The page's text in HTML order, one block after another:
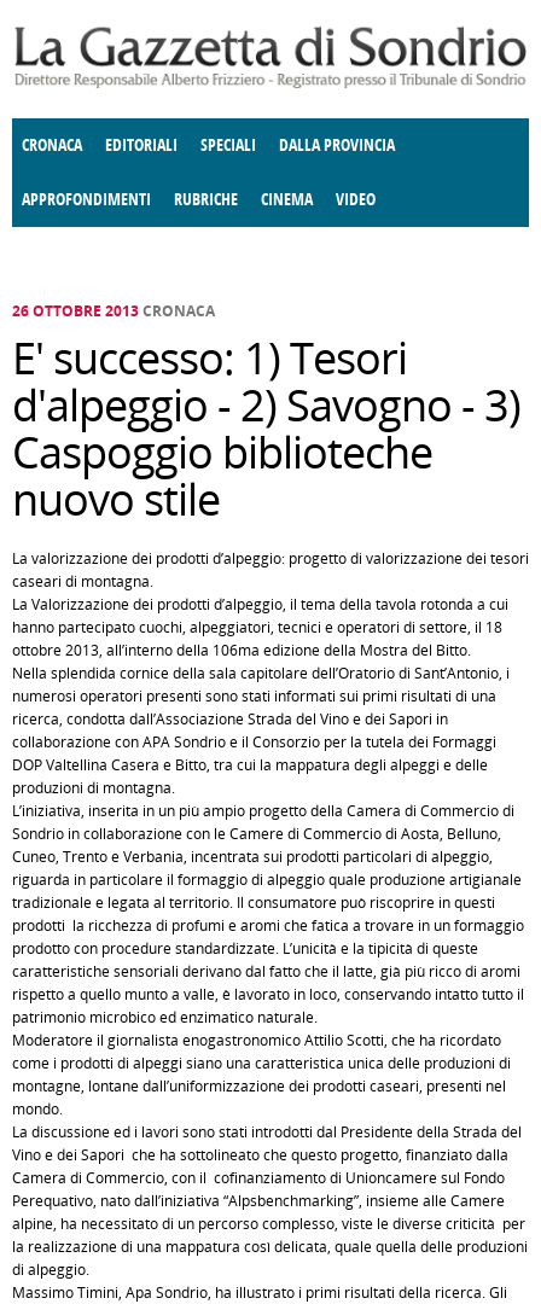
CRONACA EDITORIALI SPECIALI DALLA PROVINCIA
APPROFONDIMENTI
E SPETTACOLI POLITICA
RUBRICHE
DELLE IDEE FATTI DELLO SPIRITO
CINEMA VIDEO
26 OTTOBRE 2013CRONACA
E' successo: 1) Tesori
d'alpeggio - 2) Savogno - 3)
Caspoggio biblioteche
nuovo stile
La valorizzazione dei prodotti d’alpeggio: progetto di valorizzazione dei tesori
caseari di montagna.
La Valorizzazione dei prodotti d’alpeggio, il tema della tavola rotonda a cui
hanno partecipato cuochi, alpeggiatori, tecnici e operatori di settore, il 18
ottobre 2013, all’interno della 106ma edizione della Mostra del Bitto.
Nella splendida cornice della sala capitolare dell’Oratorio di Sant’Antonio, i
numerosi operatori presenti sono stati informati sui primi risultati di una
ricerca, condotta dall’Associazione Strada del Vino e dei Sapori in
collaborazione con APA Sondrio e il Consorzio per la tutela dei Formaggi
DOP Valtellina Casera e Bitto, tra cui la mappatura degli alpeggi e delle
produzioni di montagna.
L’iniziativa, inserita in un più ampio progetto della Camera di Commercio di
Sondrio in collaborazione con le Camere di Commercio di Aosta, Belluno,
Cuneo, Trento e Verbania, incentrata sui prodotti particolari di alpeggio,
riguarda in particolare il formaggio di alpeggio quale produzione artigianale
tradizionale e legata al territorio. Il consumatore può riscoprire in questi
prodotti la ricchezza di profumi e aromi che fatica a trovare in un formaggio
prodotto con procedure standardizzate. L’unicità e la tipicità di queste
caratteristiche sensoriali derivano dal fatto che il latte, già più ricco di aromi
rispetto a quello munto a valle, è lavorato in loco, conservando intatto tutto il
patrimonio microbico ed enzimatico naturale.
Moderatore il giornalista enogastronomico Attilio Scotti, che ha ricordato
come i prodotti di alpeggi siano una caratteristica unica delle produzioni di
montagne, lontane dall’uniformizzazione dei prodotti caseari, presenti nel
mondo.
La discussione ed i lavori sono stati introdotti dal Presidente della Strada del
Vino e dei Sapori che ha sottolineato che questo progetto, finanziato dalla
Camera di Commercio, con il cofinanziamento di Unioncamere sul Fondo
Perequativo, nato dall’iniziativa “Alpsbenchmarking”, insieme alle Camere
alpine, ha necessitato di un percorso complesso, viste le diverse criticità per
la realizzazione di una mappatura così delicata, quale quella delle produzioni
di alpeggio.
Massimo Timini, Apa Sondrio, ha illustrato i primi risultati della ricerca. Gli